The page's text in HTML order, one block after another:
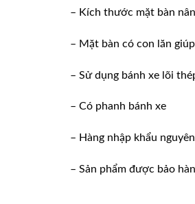
– Kích thước mặt bàn
– Mặt bàn có con lăn
– Sử dụng bánh xe lõi
– Có phanh bánh xe
– Hàng nhập khẩu
– Sản phẩm được bảo